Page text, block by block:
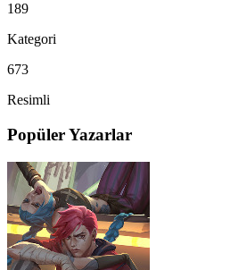
189
Kategori
673
Resimli
Popüler Yazarlar